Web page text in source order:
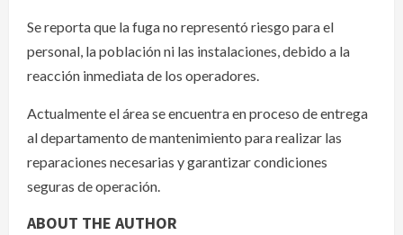
Se reporta que la fuga no representó riesgo para el
personal, la población ni las instalaciones, debido a la
reacción inmediata de los operadores.
Actualmente el área se encuentra en proceso de entrega
al departamento de mantenimiento para realizar las
reparaciones necesarias y garantizar condiciones
seguras de operación.
ABOUT THE AUTHOR